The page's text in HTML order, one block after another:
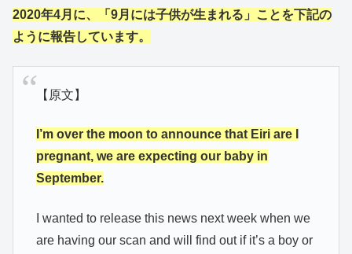
2020年4月に、「9月には子供が生まれる」ことを下記の
ように報告しています。
【原文】
I’m over the moon to announce that Eiri are I
pregnant, we are expecting our baby in
September.
I wanted to release this news next week when we
are having our scan and will find out if it’s a boy or